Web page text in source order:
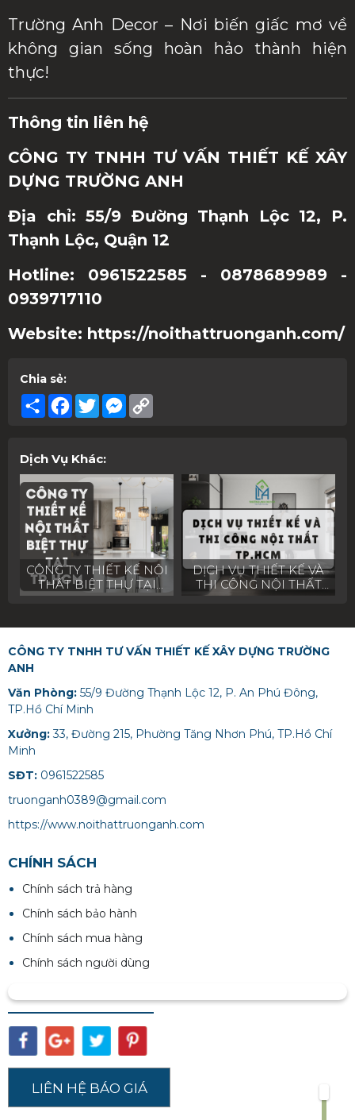
Trường Anh Decor – Nơi biến giấc mơ về
không gian sống hoàn hảo thành hiện
thực!
Thông tin liên hệ
CÔNG TY TNHH TƯ VẤN THIẾT KẾ XÂY
DỰNG TRƯỜNG ANH
Địa chỉ: 55/9 Đường Thạnh Lộc 12, P.
Thạnh Lộc, Quận 12
Hotline: 0961522585 - 0878689989 -
0939717110
Website: https://noithattruonganh.com/
Chia sẻ:
ShareFacebook
TwitterMessenger
Dịch Vụ Khác:
CÔNG TY THIẾT KẾ NỘI
THẤT BIỆT THỰ TẠI
TP.HCM – TRƯỜNG
DỊCH VỤ THIẾT KẾ VÀ
THI CÔNG NỘI THẤT
TP.HCM – TRƯỜNG
CÔNG TY TNHH TƯ VẤN THIẾT KẾ XÂY DỰNG TRƯỜNG
ANH
Văn Phòng: 55/9 Đường Thạnh Lộc 12, P. An Phú Đông,
TP.Hồ Chí Minh
Xưởng:33, Đường 215, Phường Tăng Nhơn Phú, TP.Hồ Chí
Minh
SĐT: 0961522585
truonganh0389@gmail.com
https://www.noithattruonganh.com
CHÍNH SÁCH
Chính sách trả hàng
Chính sách bảo hành
Chính sách mua hàng
Chính sách người dùng
LIÊN HỆ BÁO GIÁ